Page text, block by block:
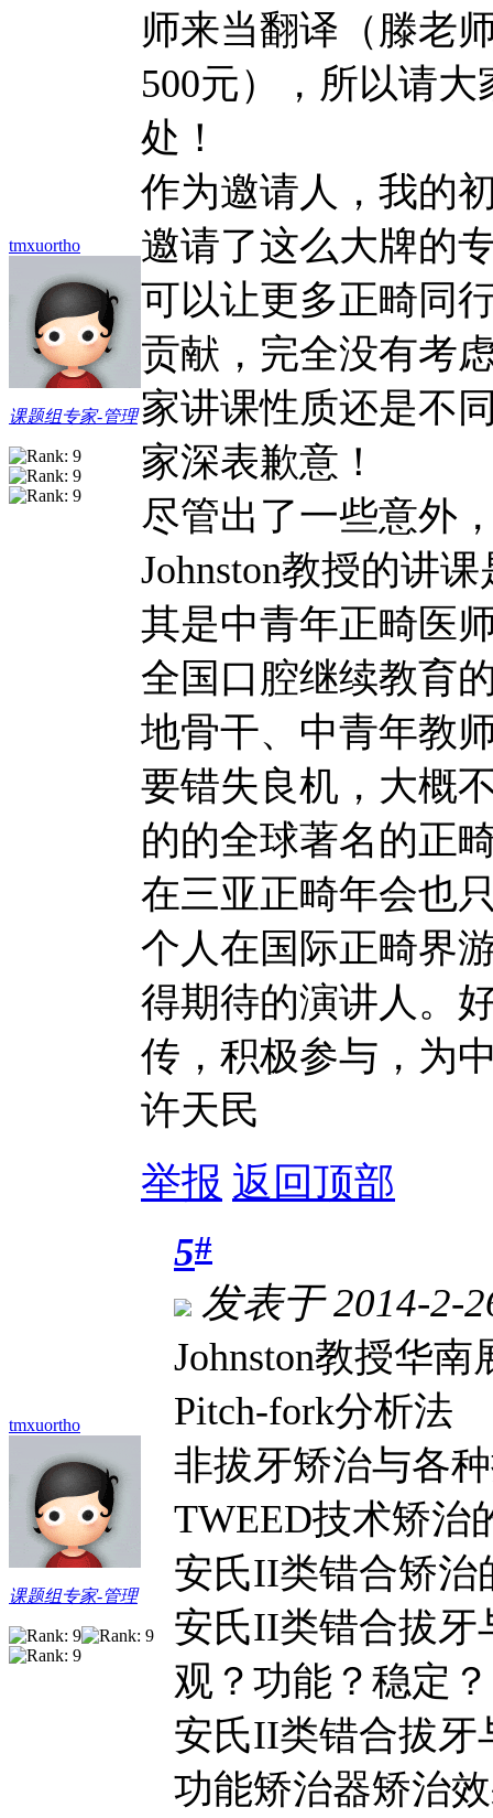
tmxuortho
课题组专家-管理
师来当翻译（滕老
500元），所以请
处！
作为邀请人，我的
邀请了这么大牌的
可以让更多正畸同
贡献，完全没有考
家讲课性质还是不
家深表歉意！
尽管出了一些意外
Johnston教授的讲
其是中青年正畸医
全国口腔继续教育
地骨干、中青年教
要错失良机，大概
的的全球著名的正
在三亚正畸年会也
个人在国际正畸界
得期待的演讲人。
传，积极参与，为
许天民
举报 返回顶部
tmxuortho
课题组专家-管理
5#
发表于 2014-2-
Johnston教授华
Pitch-fork分析法
非拔牙矫治与各
TWEED技术矫治
安氏II类错合矫治
安氏II类错合拔
观？功能？稳定？
安氏II类错合拔牙
功能矫治器矫治